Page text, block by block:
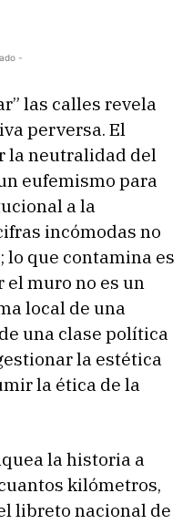
-
las calles revela
perversa. El
la neutralidad del
eufemismo para
a la
incómodas no
que contamina es
el muro no es un
local de una
una clase política
la estética
la ética de la
la historia a
kilómetros,
libreto nacional de